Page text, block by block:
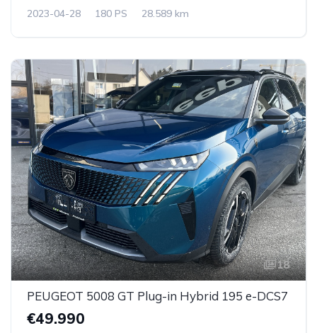
2023-04-28
180 PS 28.589 km
18
PEUGEOT 5008 GT Plug-in Hybrid 195 e-DCS7
€49.990